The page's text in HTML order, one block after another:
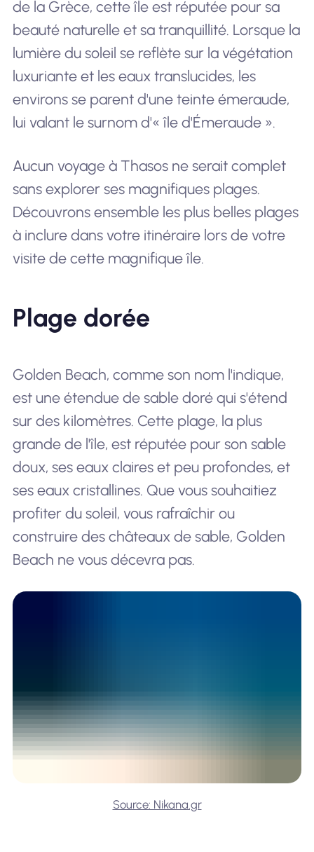
de la Grèce, cette île est réputée pour sa
beauté naturelle et sa tranquillité. Lorsque la
lumière du soleil se reflète sur la végétation
luxuriante et les eaux translucides, les
environs se parent d'une teinte émeraude,
lui valant le surnom d'« île d'Émeraude ».
Aucun voyage à Thasos ne serait complet
sans explorer ses magnifiques plages.
Découvrons ensemble les plus belles plages
à inclure dans votre itinéraire lors de votre
visite de cette magnifique île.
Plage dorée
Golden Beach, comme son nom l'indique,
est une étendue de sable doré qui s'étend
sur des kilomètres. Cette plage, la plus
grande de l'île, est réputée pour son sable
doux, ses eaux claires et peu profondes, et
ses eaux cristallines. Que vous souhaitiez
profiter du soleil, vous rafraîchir ou
construire des châteaux de sable, Golden
Beach ne vous décevra pas.
Source: Nikana.gr